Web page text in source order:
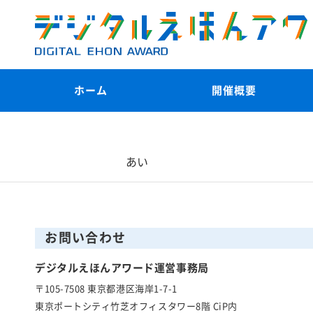
ホーム 開催概要
あい
お問い合わせ
デジタルえほんアワード運営事務局
〒105-7508 東京都港区海岸1-7-1
東京ポートシティ竹芝オフィスタワー8階 CiP内